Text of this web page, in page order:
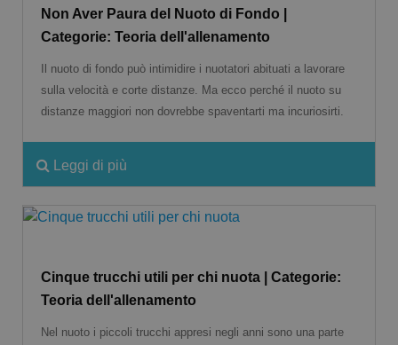
Non Aver Paura del Nuoto di Fondo |
Categorie: Teoria dell'allenamento
Il nuoto di fondo può intimidire i nuotatori abituati a lavorare
sulla velocità e corte distanze. Ma ecco perché il nuoto su
distanze maggiori non dovrebbe spaventarti ma incuriosirti.
Leggi di più
Cinque trucchi utili per chi nuota | Categorie:
Teoria dell'allenamento
Nel nuoto i piccoli trucchi appresi negli anni sono una parte